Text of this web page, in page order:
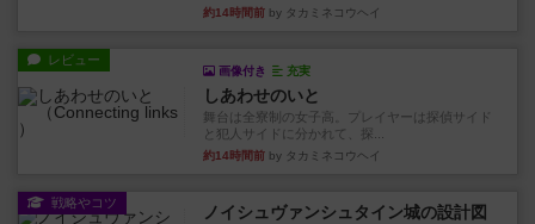
約14時間前 by タカミネコウヘイ
レビュー
画像付き 充実
しあわせのいと
舞台は全寮制の女子高。プレイヤーは探偵サイド
と犯人サイドに分かれて、探...
約14時間前 by タカミネコウヘイ
戦略やコツ ノイシュヴァンシュタイン城の設計図